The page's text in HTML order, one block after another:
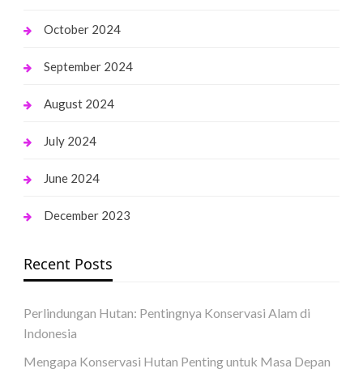
October 2024
September 2024
August 2024
July 2024
June 2024
December 2023
Recent Posts
Perlindungan Hutan: Pentingnya Konservasi Alam di
Indonesia
Mengapa Konservasi Hutan Penting untuk Masa Depan